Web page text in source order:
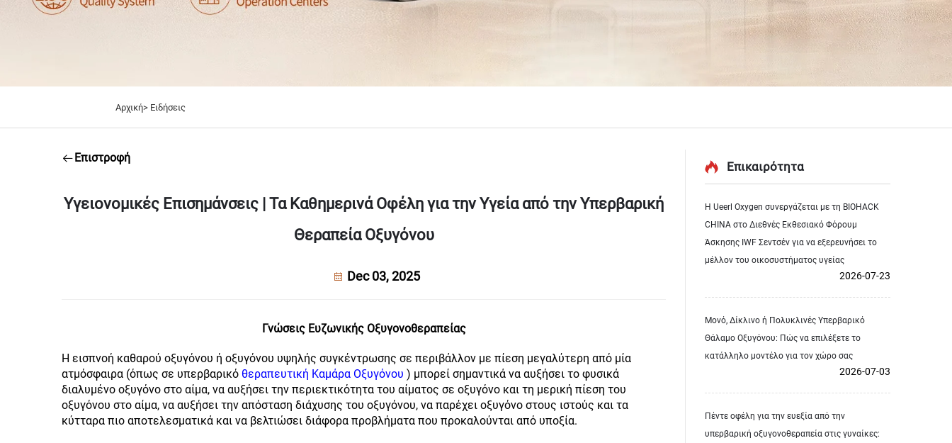
Αρχική> Ειδήσεις
Επιστροφή
Υγειονομικές Επισημάνσεις | Τα Καθημερινά Οφέλη για την Υγεία από την Υπερβαρική
Θεραπεία Οξυγόνου
Dec 03, 2025
Γνώσεις Ευζωνικής Οξυγονοθεραπείας
Η εισπνοή καθαρού οξυγόνου ή οξυγόνου υψηλής συγκέντρωσης σε περιβάλλον με πίεση μεγαλύτερη από μία
ατμόσφαιρα (όπως σε υπερβαρικό θεραπευτική Καμάρα Οξυγόνου ) μπορεί σημαντικά να αυξήσει το φυσικά
διαλυμένο οξυγόνο στο αίμα, να αυξήσει την περιεκτικότητα του αίματος σε οξυγόνο και τη μερική πίεση του
οξυγόνου στο αίμα, να αυξήσει την απόσταση διάχυσης του οξυγόνου, να παρέχει οξυγόνο στους ιστούς και τα
κύτταρα πιο αποτελεσματικά και να βελτιώσει διάφορα προβλήματα που προκαλούνται από υποξία.
Επικαιρότητα
Η Ueerl Oxygen συνεργάζεται με τη BIOHACK
CHINA στο Διεθνές Εκθεσιακό Φόρουμ
Άσκησης IWF Σεντσέν για να εξερευνήσει το
μέλλον του οικοσυστήματος υγείας
2026-07-23
Μονό, Δίκλινο ή Πολυκλινές Υπερβαρικό
Θάλαμο Οξυγόνου: Πώς να επιλέξετε το
κατάλληλο μοντέλο για τον χώρο σας
2026-07-03
Πέντε οφέλη για την ευεξία από την
υπερβαρική οξυγονοθεραπεία στις γυναίκες: